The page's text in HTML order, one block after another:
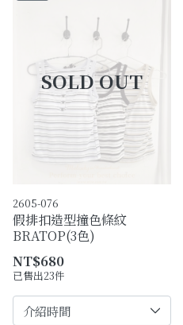
2605-076
假排扣造型撞色條紋
BRATOP(3色)
NT$680
已售出23件